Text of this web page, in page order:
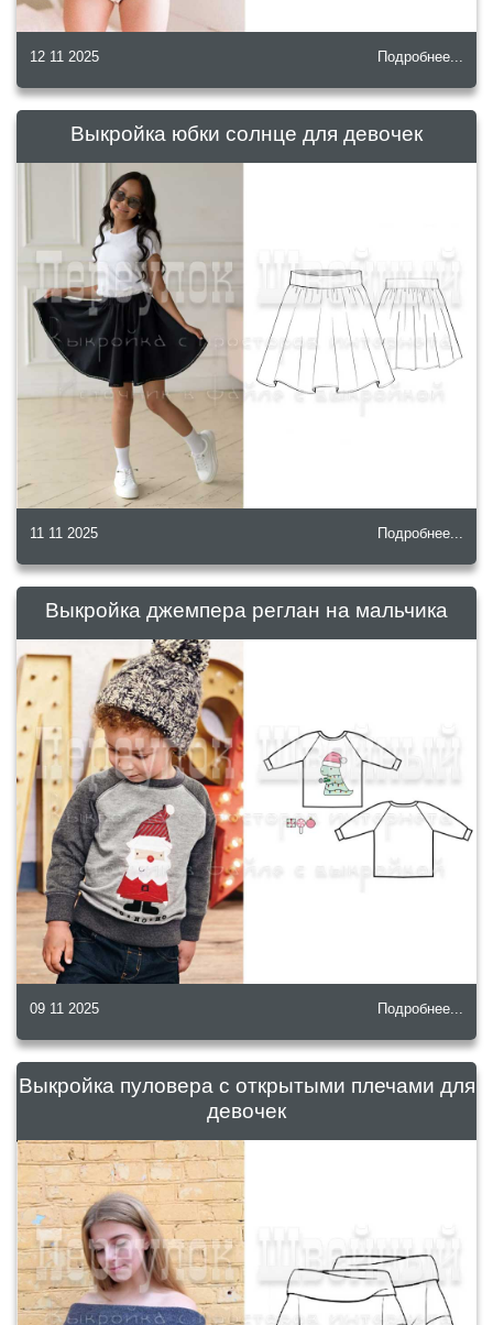
12 11 2025 Подробнее...
Выкройка юбки солнце для девочек
11 11 2025 Подробнее...
Выкройка джемпера реглан на мальчика
09 11 2025 Подробнее...
Выкройка пуловера с открытыми плечами для
девочек